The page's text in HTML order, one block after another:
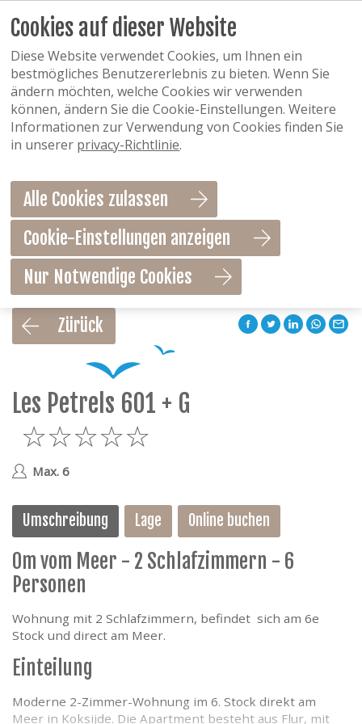
Als Favorit speichern
Zürück
Les Petrels 601 + G
5 Max. 6
Umschreibung Lage Online buchen
0m vom Meer - 2 Schlafzimmern - 6
Personen
Wohnung mit 2 Schlafzimmern, befindet sich am 6e
Stock und direct am Meer.
Einteilung
Moderne 2-Zimmer-Wohnung im 6. Stock direkt am
Meer in Koksijde. Die Apartment besteht aus Flur, mit
Cookies auf dieser Website
Diese Website verwendet Cookies, um Ihnen ein
bestmögliches Benutzererlebnis zu bieten. Wenn Sie
ändern möchten, welche Cookies wir verwenden
können, ändern Sie die Cookie-Einstellungen. Weitere
Informationen zur Verwendung von Cookies finden Sie
in unserer privacy-Richtlinie.
Alle Cookies zulassen
Cookie-Einstellungen anzeigen
Nur Notwendige Cookies